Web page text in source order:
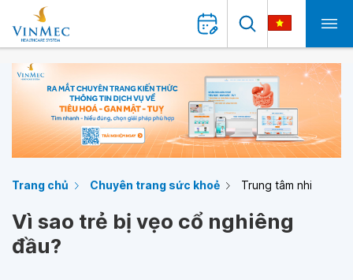
Trang chủ Chuyên trang sức khoẻ Trung tâm nhi
Vì sao trẻ bị vẹo cổ nghiêng
đầu?